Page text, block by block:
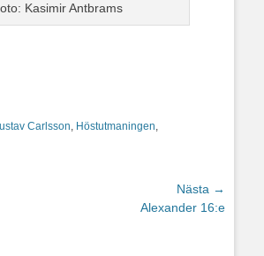
Kasimir Antbrams
Carlsson, Höstutmaningen,
Nästa →
Alexander 16:e